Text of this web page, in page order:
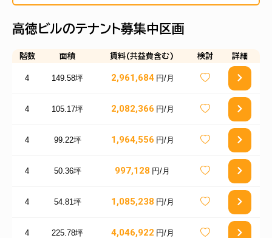
高徳ビルのテナント募集中区画
階数 面積 賃料(共益費含む) 検討 詳細
4 149.58坪 2,961,684 円/月
4 105.17坪 2,082,366 円/月
4 99.22坪 1,964,556 円/月
4 50.36坪 997,128 円/月
4 54.81坪 1,085,238 円/月
4 225.78坪 4,046,922 円/月